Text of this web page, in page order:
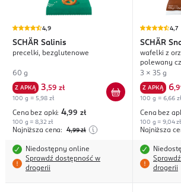
4,9
SCHÄR Salinis
precelki, bezglutenowe
60 g
Z APKĄ 3,59 zł
100 g = 5,98 zł
Cena bez apki: 4,99 zł
100 g = 8,32 zł
Najniższa cena: 4,99 zł
Niedostępny online
Sprawdź dostępność w
drogerii
4,7
SCHÄR
wafelki z
polewany
3 x 35 g
Z APKĄ 6,
100 g = 6,66 zł
Cena bez
100 g = 9,04 zł
Najniższa
drogerii